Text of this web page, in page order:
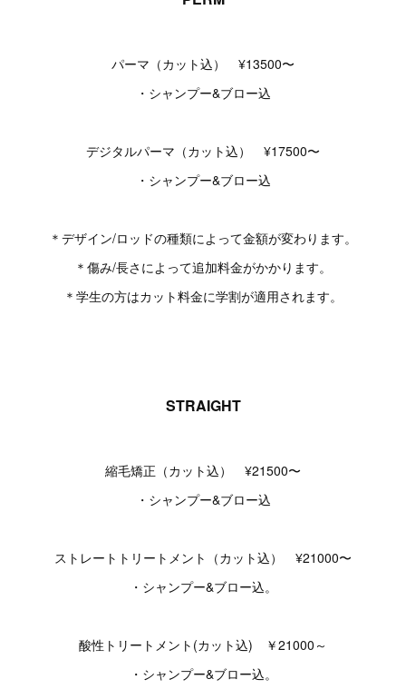
パーマ（カット込） ¥13500〜
・シャンプー&ブロー込
デジタルパーマ（カット込） ¥17500〜
・シャンプー&ブロー込
＊デザイン/ロッドの種類によって金額が変わります。
＊傷み/長さによって追加料金がかかります。
＊学生の方はカット料金に学割が適用されます。
STRAIGHT
縮毛矯正（カット込） ¥21500〜
・シャンプー&ブロー込
ストレートトリートメント（カット込） ¥21000〜
・シャンプー&ブロー込。
酸性トリートメント(カット込) ￥21000～
・シャンプー&ブロー込。